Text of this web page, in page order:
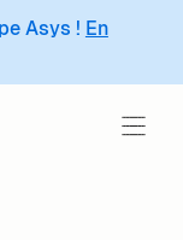
Asys ! En